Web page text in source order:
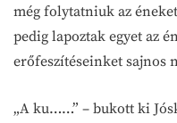
még folytatniuk az
pedig lapoztak egyet az
erőfeszítéseinket sajnos
„A ku……” – bukott ki